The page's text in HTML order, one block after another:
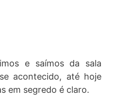
e saímos da sala
acontecido, até hoje
em segredo é claro.